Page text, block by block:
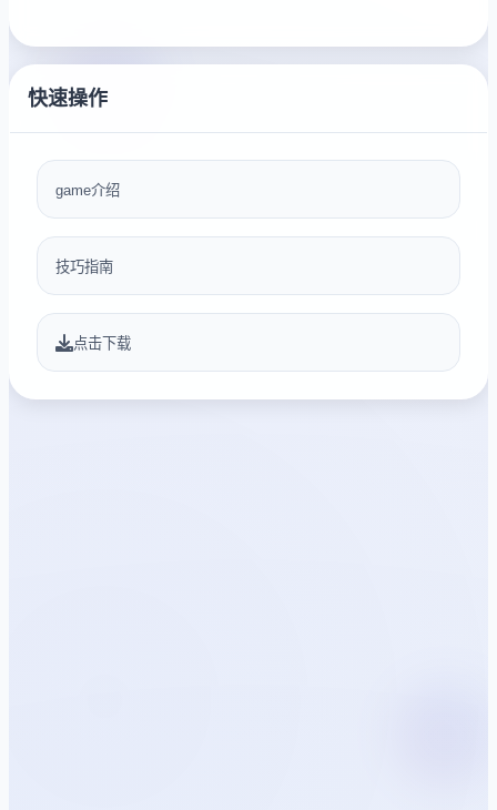
快速操作
game介绍
技巧指南
点击下载